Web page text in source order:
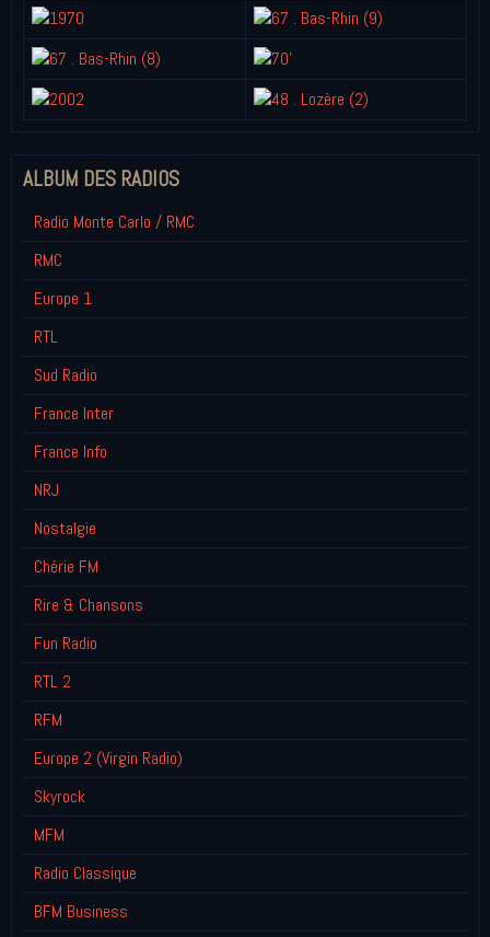
ALBUM DES RADIOS
Radio Monte Carlo / RMC
RMC
Europe 1
RTL
Sud Radio
France Inter
France Info
NRJ
Nostalgie
Chérie FM
Rire & Chansons
Fun Radio
RTL 2
RFM
Europe 2 (Virgin Radio)
Skyrock
MFM
Radio Classique
BFM Business